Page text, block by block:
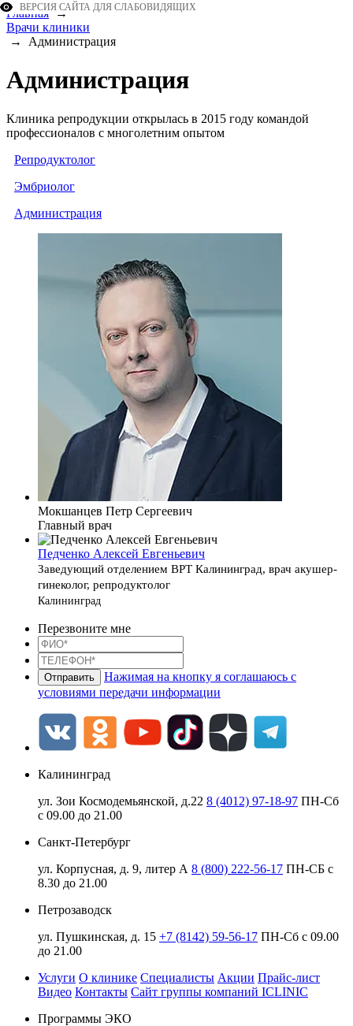
ВЕРСИЯ САЙТА ДЛЯ СЛАБОВИДЯЩИХ
Главная→
Врачи клиники
→ Администрация
Администрация
Клиника репродукции открылась в 2015 году командой
профессионалов с многолетним опытом
Репродуктолог
Эмбриолог
Администрация
Мокшанцев Петр Сергеевич
Главный врач
Педченко Алексей Евгеньевич
Заведующий отделением ВРТ Калининград, врач акушер-
гинеколог, репродуктолог
Калининград
Перезвоните мне
Нажимая на кнопку я соглашаюсь с
условиями передачи информации
Калининград
ул. Зои Космодемьянской, д.22 8 (4012) 97-18-97 ПН-Сб
с 09.00 до 21.00
Санкт-Петербург
ул. Корпусная, д. 9, литер А 8 (800) 222-56-17 ПН-СБ с
8.30 до 21.00
Петрозаводск
ул. Пушкинская, д. 15 +7 (8142) 59-56-17 ПН-Сб с 09.00
до 21.00
Услуги О клинике Специалисты Акции Прайс-лист
Видео Контакты Сайт группы компаний ICLINIC
Программы ЭКО